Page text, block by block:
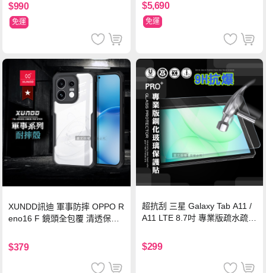
$990
免運
$5,690
免運
XUNDD訊迪 軍事防摔 OPPO R
eno16 F 鏡頭全包覆 清透保護
$379
超抗刮 三星 Galaxy Tab A11 /
A11 LTE 8.7吋 專業版疏水疏油
$299